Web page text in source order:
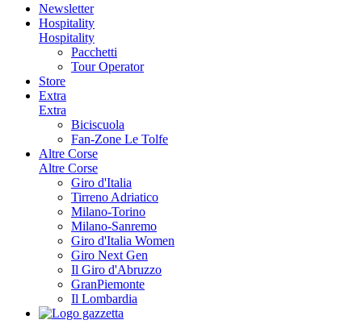
Newsletter
Hospitality
Hospitality
Pacchetti
Tour Operator
Store
Extra
Extra
Biciscuola
Fan-Zone Le Tolfe
Altre Corse
Altre Corse
Giro d'Italia
Tirreno Adriatico
Milano-Torino
Milano-Sanremo
Giro d'Italia Women
Giro Next Gen
Il Giro d'Abruzzo
GranPiemonte
Il Lombardia